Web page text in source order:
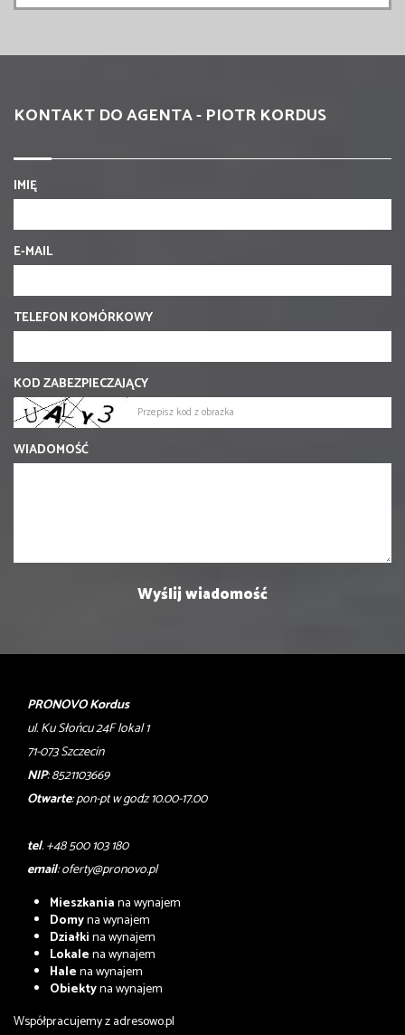
KONTAKT DO AGENTA - PIOTR KORDUS
IMIĘ
E-MAIL
TELEFON KOMÓRKOWY
KOD ZABEZPIECZAJĄCY
WIADOMOŚĆ
PRONOVO Kordus
ul. Ku Słońcu 24F lokal 1
71-073 Szczecin
NIP: 8521103669
Otwarte: pon-pt w godz 10.00-17.00
tel. +48 500 103 180
email:oferty@pronovo.pl
Mieszkaniana wynajem
Domyna wynajem
Działkina wynajem
Lokalena wynajem
Halena wynajem
Obiektyna wynajem
Współpracujemy zadresowo.pl